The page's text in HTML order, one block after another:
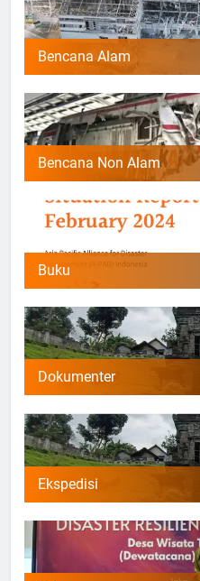
Bencana Alam
Bencana Non Alam
Buku
Dokumenter
Ekspedisi